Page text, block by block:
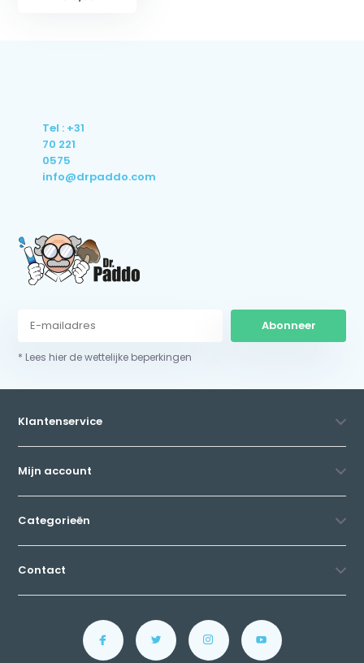
Tel : +31
70 221
0575
info@drpaddo.com
Abonneer
* Lees hier de wettelijke beperkingen
Klantenservice
Mijn account
Categorieën
Contact